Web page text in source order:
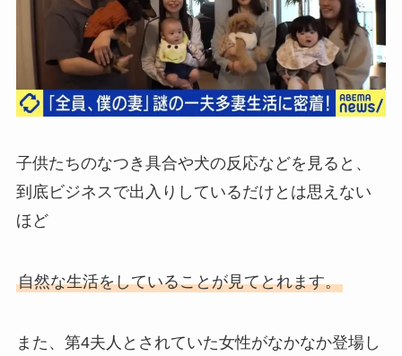
子供たちのなつき具合や犬の反応などを見ると、
到底ビジネスで出入りしているだけとは思えない
ほど
自然な生活をしていることが見てとれます。
また、第4夫人とされていた女性がなかなか登場し